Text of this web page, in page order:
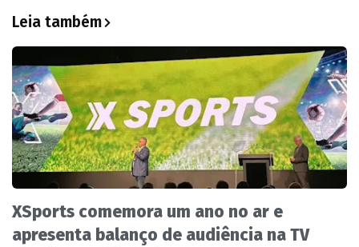
Leia também
XSports comemora um ano no ar e
apresenta balanço de audiência na TV